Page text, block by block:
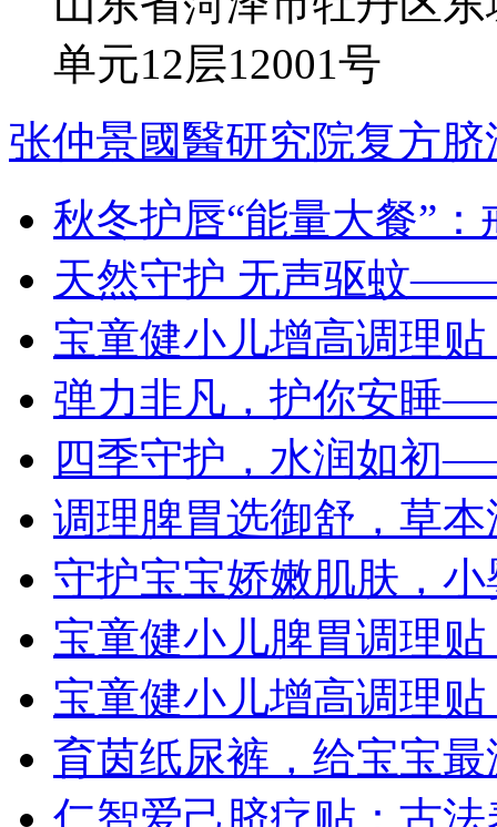
单元12层12001号
张仲景國醫研究院复方
秋冬护唇“能量大餐”
天然守护 无声驱蚊
宝童健小儿增高调理
弹力非凡，护你安睡
四季守护，水润如初
调理脾胃选御舒，草
守护宝宝娇嫩肌肤，
宝童健小儿脾胃调理
宝童健小儿增高调理
育茵纸尿裤，给宝宝